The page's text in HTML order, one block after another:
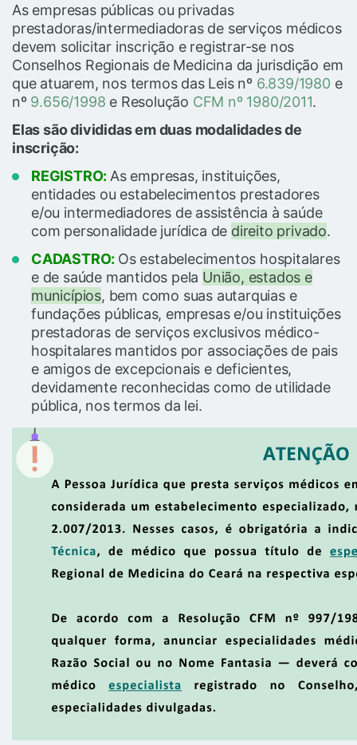
As empresas públicas ou privadas
prestadoras/intermediadoras de serviços médicos
devem solicitar inscrição e registrar-se nos
Conselhos Regionais de Medicina da jurisdição em
que atuarem, nos termos das Leis nº 6.839/1980 e
nº 9.656/1998 e Resolução CFM nº 1980/2011.
Elas são divididas em duas modalidades de
inscrição:
REGISTRO: As empresas, instituições,
entidades ou estabelecimentos prestadores
e/ou intermediadores de assistência à saúde
com personalidade jurídica de direito privado.
CADASTRO: Os estabelecimentos hospitalares
e de saúde mantidos pela União, estados e
municípios, bem como suas autarquias e
fundações públicas, empresas e/ou instituições
prestadoras de serviços exclusivos médico-
hospitalares mantidos por associações de pais
e amigos de excepcionais e deficientes,
devidamente reconhecidas como de utilidade
pública, nos termos da lei.